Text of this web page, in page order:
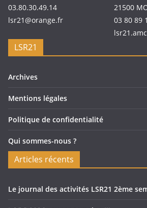
03.80.30.49.14
lsr21@orange.fr
21500
03 80 89
LSR21
Archives
Mentions légales
Politique de confidentialité
Qui sommes-nous ?
Articles récents
Le journal des activités LSR21 2ème